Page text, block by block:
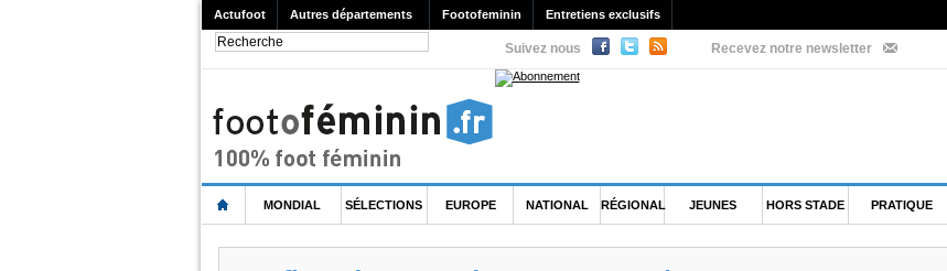
Actufoot Autres départements Footofeminin Entretiens exclusifs
Suivez nous Recevez notre newsletter
MONDIAL SÉLECTIONS EUROPE NATIONAL RÉGIONAL JEUNES HORS STADE PRATIQUE